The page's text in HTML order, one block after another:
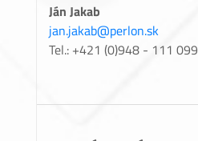
Ján Jakab
jan.jakab@perlon.sk
Tel.: +421 (0)948 - 111 099